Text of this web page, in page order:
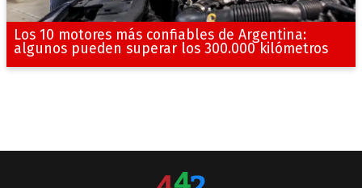
Los 10 motores más confiables de Argentina:
algunos pueden superar los 300.000 kilómetros